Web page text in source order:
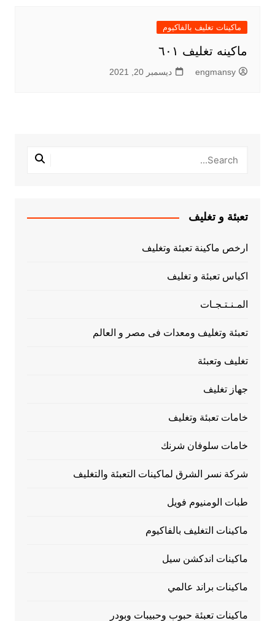
ماكينات تغليف بالفاكيوم
ماكينه تغليف ٦٠١
engmansy ديسمبر 20, 2021
تعبئة و تغليف
ارخص ماكينة تعبئة وتغليف
اكياس تعبئة و تغليف
المـنـتـجـات
تعبئة وتغليف ومعدات فى مصر و العالم
تغليف وتعبئة
جهاز تغليف
خامات تعبئة وتغليف
خامات سلوفان شرنك
شركة نسر الشرق لماكينات التعبئة والتغليف
طبات الومنيوم فويل
ماكينات التغليف بالفاكيوم
ماكينات اندكشن سيل
ماكينات براند عالمي
ماكينات تعبئة حبوب وحبيبات وبودر